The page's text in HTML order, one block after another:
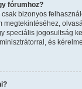
fórumhoz?
bizonyos
megtekintéséhez,
speciális jogosultság
és